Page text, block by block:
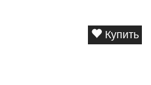
Купить